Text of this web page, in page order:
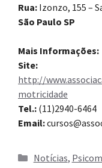
Rua: Izonzo, 155 –
São Paulo SP
Mais Informações:
Site:
http://
motricidade
Tel.: (11)2940-6464
Email:
Categorias
Notícias,